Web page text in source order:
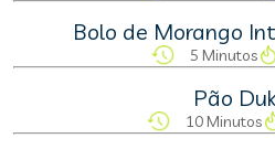
Bolo de Morango
5 Minutos
Pão
10 Minutos